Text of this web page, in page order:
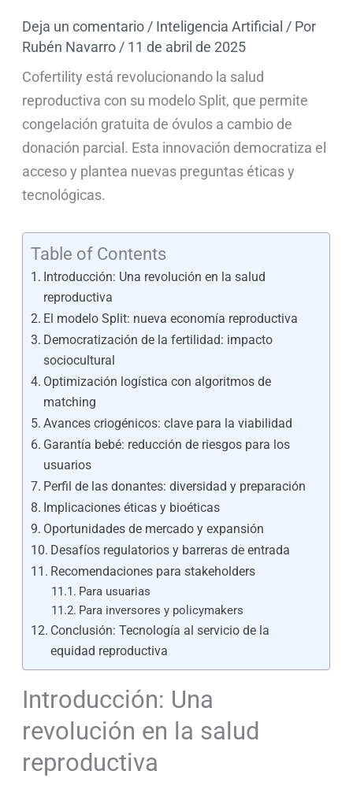
Deja un comentario/ Inteligencia Artificial / Por
Rubén Navarro/ 11 de abril de 2025
Cofertility está revolucionando la salud
reproductiva con su modelo Split, que permite
congelación gratuita de óvulos a cambio de
donación parcial. Esta innovación democratiza el
acceso y plantea nuevas preguntas éticas y
tecnológicas.
Table of Contents
Introducción: Una revolución en la salud
reproductiva
El modelo Split: nueva economía reproductiva
Democratización de la fertilidad: impacto
sociocultural
Optimización logística con algoritmos de
matching
Avances criogénicos: clave para la viabilidad
Garantía bebé: reducción de riesgos para los
usuarios
Perfil de las donantes: diversidad y preparación
Implicaciones éticas y bioéticas
Oportunidades de mercado y expansión
Desafíos regulatorios y barreras de entrada
Recomendaciones para stakeholders
Para usuarias
Para inversores y policymakers
Conclusión: Tecnología al servicio de la
equidad reproductiva
Introducción: Una
revolución en la salud
reproductiva